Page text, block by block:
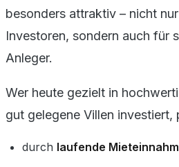
besonders attraktiv – nicht
Investoren, sondern auch für
Anleger.
Wer heute gezielt in
gut gelegene Villen
durch laufende